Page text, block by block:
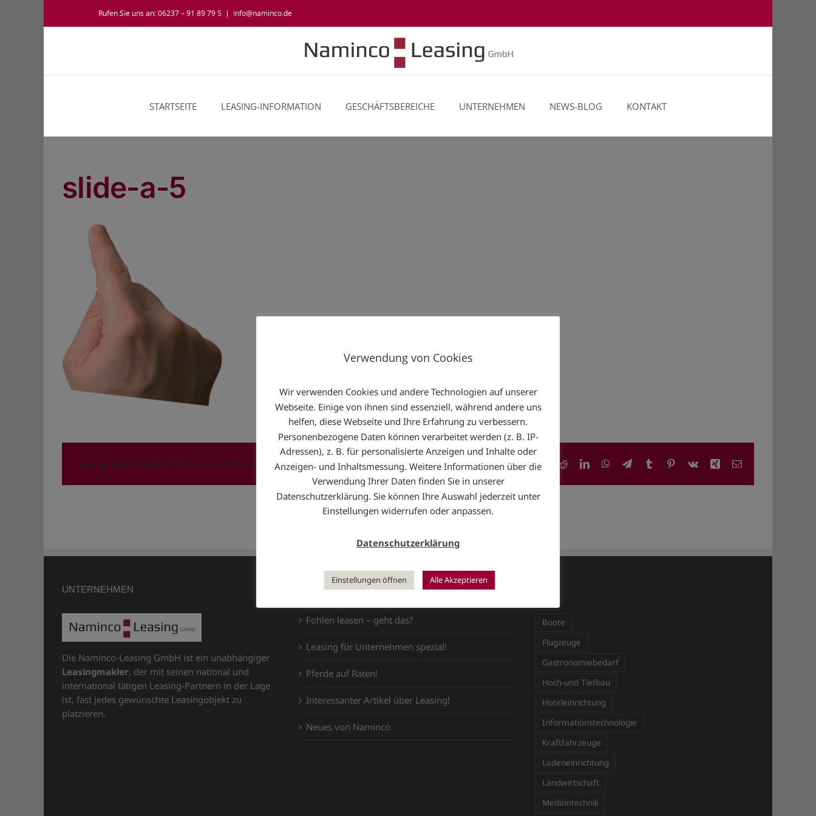
Rufen Sie uns an: 06237 – 91 89 79 5 | info@naminco.de
STARTSEITE LEASING-INFORMATION GESCHÄFTSBEREICHE UNTERNEHMEN NEWS-BLOG KONTAKT
slide-a-5
Teilen Sie diesen Artikel, Wählen Sie Ihre Plattform! Facebook RedditLinkedInWhatsApp
TelegramTumblr Pinterest
Vk Xing E-
UNTERNEHMEN
Die Naminco-Leasing GmbH ist ein unabhängiger
Leasingmakler, der mit seinen national und
international tätigen Leasing-Partnern in der Lage
ist, fast jedes gewünschte Leasingobjekt zu
platzieren.
NEWS BLOG
Fohlen leasen – geht das?
Leasing für Unternehmen spezial!
Pferde auf Raten!
Interessanter Artikel über Leasing!
Neues von Naminco
Boote
Flugzeuge
Gastronomiebedarf
Hoch-und Tiefbau
Hoteleinrichtung
Informationstechnologie
Kraftfahrzeuge
Ladeneinrichtung
Landwirtschaft
Medizintechnik
Verwendung von Cookies
Wir verwenden Cookies und andere Technologien auf unserer
Webseite. Einige von ihnen sind essenziell, während andere uns
helfen, diese Webseite und Ihre Erfahrung zu verbessern.
Personenbezogene Daten können verarbeitet werden (z. B. IP-
Adressen), z. B. für personalisierte Anzeigen und Inhalte oder
Anzeigen- und Inhaltsmessung. Weitere Informationen über die
Verwendung Ihrer Daten finden Sie in unserer
Datenschutzerklärung. Sie können Ihre Auswahl jederzeit unter
Einstellungen widerrufen oder anpassen.
Datenschutzerklärung
Einstellungen öffnen Alle Akzeptieren